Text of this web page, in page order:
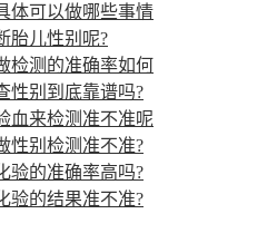
体可以做哪些事情
胎儿性别呢?
检测的准确率如何
性别到底靠谱吗?
血来检测准不准呢
性别检测准不准?
验的准确率高吗?
验的结果准不准?